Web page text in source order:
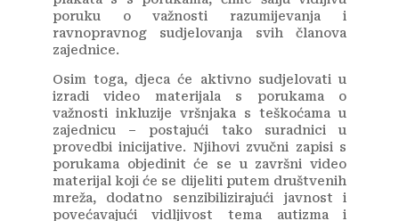
poruku o važnosti razumijevanja i
ravnopravnog sudjelovanja svih članova
zajednice.
Osim toga, djeca će aktivno sudjelovati u
izradi video materijala s porukama o
važnosti inkluzije vršnjaka s teškoćama u
zajednicu – postajući tako suradnici u
provedbi inicijative. Njihovi zvučni zapisi s
porukama objedinit će se u završni video
materijal koji će se dijeliti putem društvenih
mreža, dodatno senzibilizirajući javnost i
povećavajući vidljivost tema autizma i